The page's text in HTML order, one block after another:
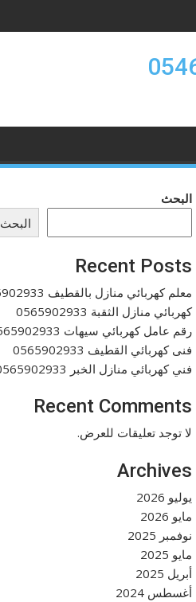
البحث
البحث
Recent Posts
معلم كهربائي منازل بالقطيف 0565902933
كهربائي منازل الثقبة 0565902933
رقم عامل كهربائي سيهات 0565902933
فنى كهربائي القطيف 0565902933
فني كهربائي منازل الخبر 0565902933
Recent Comments
لا توجد تعليقات للعرض.
Archives
يوليو 2026
مايو 2026
نوفمبر 2025
مايو 2025
أبريل 2025
أغسطس 2024